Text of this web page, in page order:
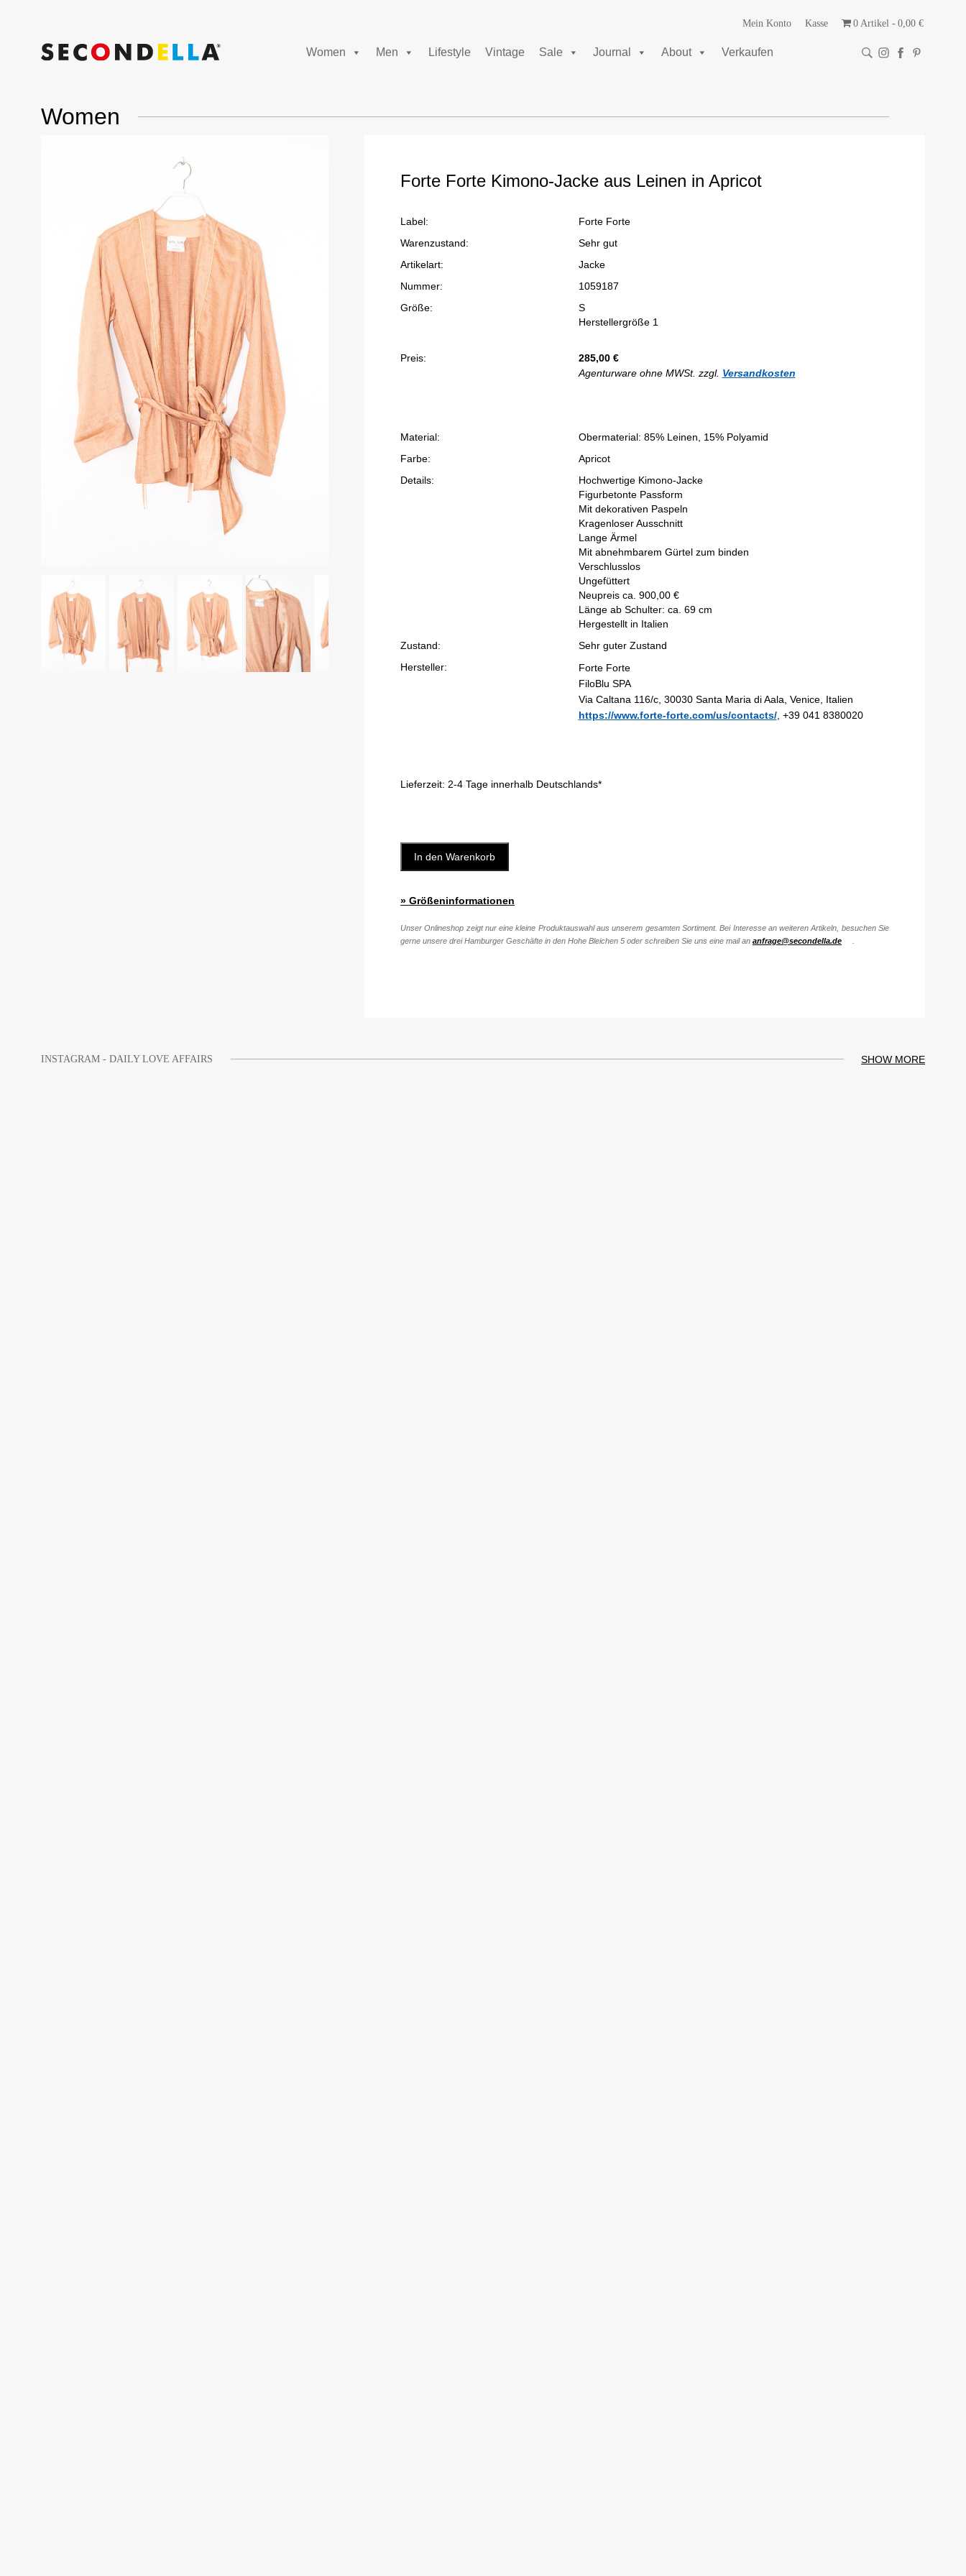
Mein Konto Kasse 0 Artikel 0,00 €
Women Men Lifestyle Vintage Sale Journal About Verkaufen
Women
Forte Forte Kimono-Jacke aus Leinen in Apricot
Label:
Forte Forte
Warenzustand:
Sehr gut
Artikelart:
Jacke
Nummer:
1059187
Größe:
S
Herstellergröße 1
Preis: 285,00 €
Agenturware ohne MWSt. zzgl. Versandkosten
Material:
Obermaterial: 85% Leinen, 15% Polyamid
Farbe:
Apricot
Details:
Hochwertige Kimono-Jacke
Figurbetonte Passform
Mit dekorativen Paspeln
Kragenloser Ausschnitt
Lange Ärmel
Mit abnehmbarem Gürtel zum binden
Verschlusslos
Ungefüttert
Neupreis ca. 900,00 €
Länge ab Schulter: ca. 69 cm
Hergestellt in Italien
Zustand:
Sehr guter Zustand
Hersteller:
Forte Forte
FiloBlu SPA
Via Caltana 116/c, 30030 Santa Maria di Aala, Venice, Italien
https://www.forte-forte.com/us/contacts/, +39 041 8380020
Lieferzeit: 2-4 Tage innerhalb Deutschlands*
In den Warenkorb
» Größeninformationen
Unser Onlineshop zeigt nur eine kleine Produktauswahl aus unserem gesamten Sortiment. Bei Interesse an weiteren Artikeln, besuchen Sie
gerne unsere drei Hamburger Geschäfte in den Hohe Bleichen 5 oder schreiben Sie uns eine mail an anfrage@secondella.de
INSTAGRAM - DAILY LOVE AFFAIRS SHOW MORE